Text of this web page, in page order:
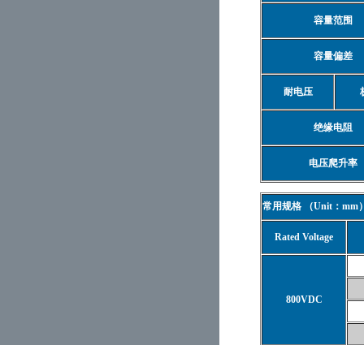
容量范围
容量偏差
耐电压
绝缘电阻
电压爬升率
常用规格 （Unit：mm
Rated Voltage
800VDC